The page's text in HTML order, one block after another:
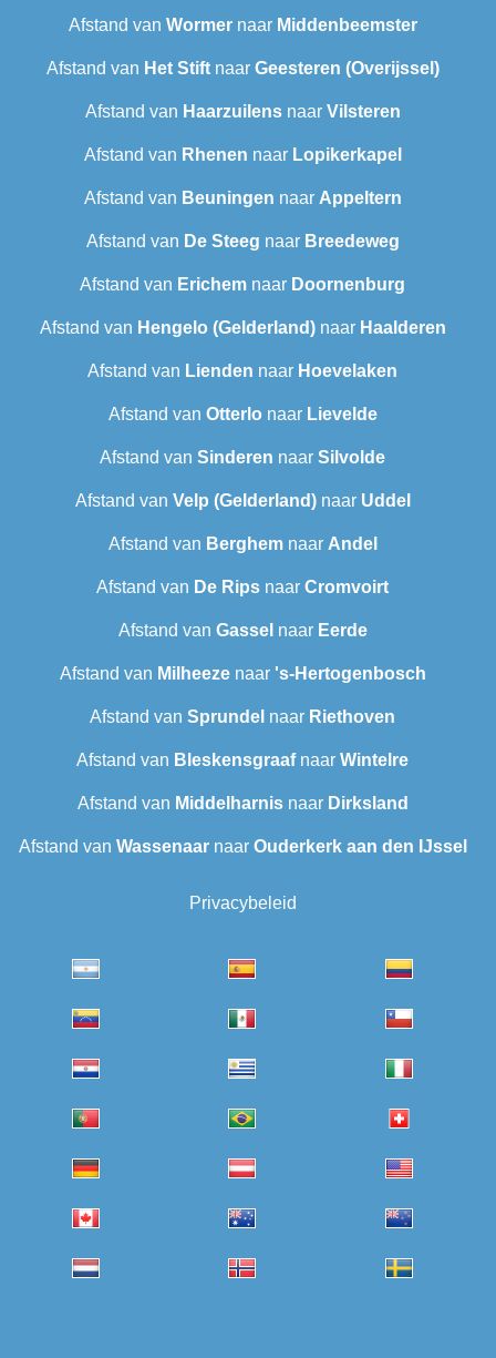
Afstand van Wormernaar Middenbeemster
Afstand van Het Stiftnaar Geesteren (Overijssel)
Afstand van Haarzuilensnaar Vilsteren
Afstand van Rhenen naar Lopikerkapel
Afstand van Beuningen naar Appeltern
Afstand van De Steeg naar Breedeweg
Afstand van Erichem naar Doornenburg
Afstand van Hengelo (Gelderland)naar Haalderen
Afstand van Lienden naar Hoevelaken
Afstand van Otterlo naar Lievelde
Afstand van Sinderen naar Silvolde
Afstand van Velp (Gelderland)naar Uddel
Afstand van Berghemnaar Andel
Afstand van De Rips naar Cromvoirt
Afstand van Gassel naar Eerde
Afstand van Milheezenaar 's-Hertogenbosch
Afstand van Sprundel naar Riethoven
Afstand van Bleskensgraafnaar Wintelre
Afstand van Middelharnisnaar Dirksland
Afstand van Wassenaarnaar Ouderkerk aan den IJssel
Privacybeleid